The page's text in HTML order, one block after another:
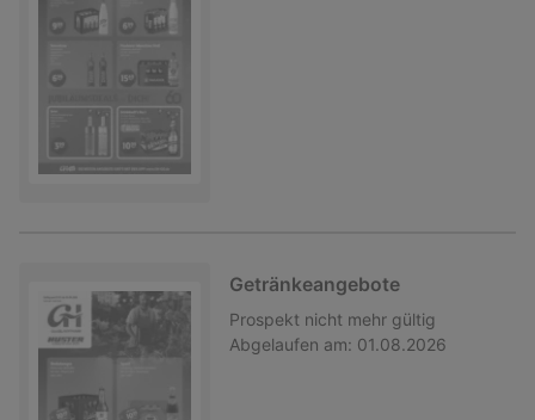
Getränkeangebote
Prospekt nicht mehr gültig
Abgelaufen am: 01.08.2026